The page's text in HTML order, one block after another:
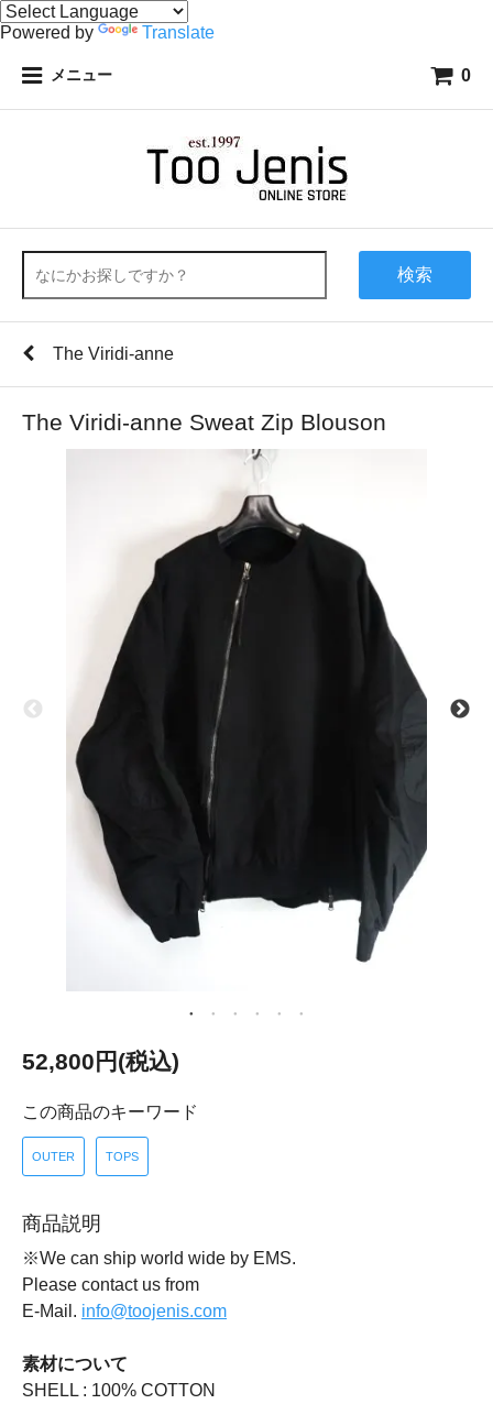
Powered by Translate
メニュー 0
検索
The Viridi-anne
The Viridi-anne Sweat Zip Blouson
52,800円(税込)
この商品のキーワード
OUTER TOPS
商品説明
※We can ship world wide by EMS.
Please contact us from
E-Mail. info@toojenis.com
素材について
SHELL : 100% COTTON